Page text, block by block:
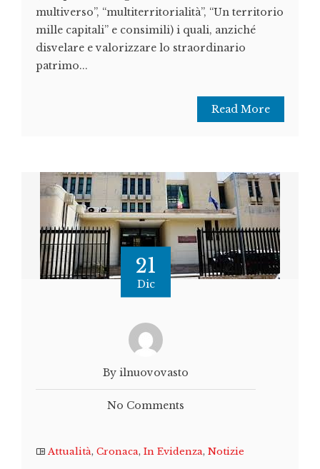
multiverso”, “multiterritorialità”, “Un territorio
mille capitali” e consimili) i quali, anziché
disvelare e valorizzare lo straordinario
patrimo...
Read More
21
Dic
By ilnuovovasto
No Comments
Attualità, Cronaca, In Evidenza, Notizie